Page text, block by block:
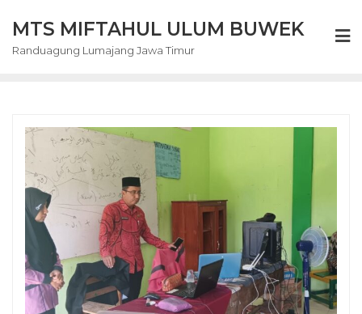
content
MTS MIFTAHUL ULUM BUWEK
Randuagung Lumajang Jawa Timur